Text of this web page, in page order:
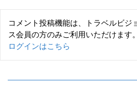
コメント投稿機能は、トラベルビジ
ス会員の方のみご利用いただけます。
ログインはこちら